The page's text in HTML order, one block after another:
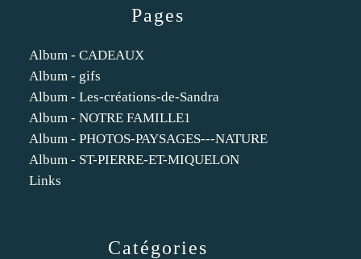
Catégories
Pages
Album - CADEAUX
Album - gifs
Album - Les-créations-de-Sandra
Album - NOTRE FAMILLE1
Album - PHOTOS-PAYSAGES---NATURE
Album - ST-PIERRE-ET-MIQUELON
Links